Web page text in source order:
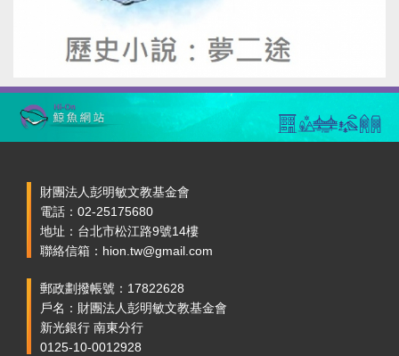
財團法人彭明敏文教基金會
電話：02-25175680
地址：台北市松江路9號14樓
聯絡信箱：hion.tw@gmail.com
郵政劃撥帳號：17822628
戶名：財團法人彭明敏文教基金會
新光銀行 南東分行
0125-10-0012928